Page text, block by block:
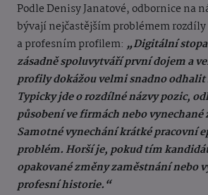
Podle Denisy Janatové, odbornice na
bývají nejčastějším problémem
a profesním profilem: „Digitální stopa
zásadně spoluvytváří první dojem a
profily dokážou velmi snadno
Typicky jde o rozdílné názvy pozic,
působení ve firmách nebo vynechané
Samotné vynechání krátké pracovní
problém. Horší je, pokud tím
opakované změny zaměstnání nebo
profesní historie.“